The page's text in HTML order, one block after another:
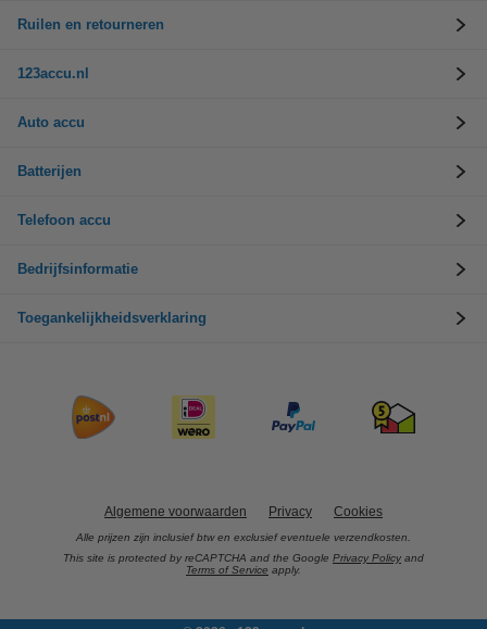
Ruilen en retourneren
123accu.nl
Auto accu
Batterijen
Telefoon accu
Bedrijfsinformatie
Toegankelijkheidsverklaring
Algemene voorwaarden Privacy Cookies
Alle prijzen zijn inclusief btw en exclusief eventuele verzendkosten.
This site is protected by reCAPTCHA and the Google Privacy Policy and
Terms of Service apply.